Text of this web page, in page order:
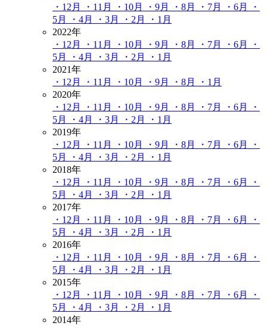
・12月
・11月 ・10月 ・9月 ・8月 ・7月 ・6月
・
5月
・4月 ・3月 ・2月
・1月
2022年
・12月
・11月 ・10月 ・9月 ・8月 ・7月 ・6月
・
5月
・4月 ・3月 ・2月
・1月
2021年
・12月
・11月 ・10月 ・9月 ・8月
・1月
2020年
・12月
・11月 ・10月 ・9月 ・8月 ・7月 ・6月
・
5月
・4月 ・3月 ・2月
・1月
2019年
・12月
・11月 ・10月 ・9月 ・8月 ・7月 ・6月
・
5月
・4月 ・3月 ・2月
・1月
2018年
・12月
・11月 ・10月 ・9月 ・8月 ・7月 ・6月
・
5月
・4月 ・3月 ・2月
・1月
2017年
・12月
・11月 ・10月 ・9月 ・8月 ・7月 ・6月
・
5月
・4月 ・3月 ・2月
・1月
2016年
・12月
・11月 ・10月 ・9月 ・8月 ・7月 ・6月
・
5月
・4月 ・3月 ・2月
・1月
2015年
・12月
・11月 ・10月 ・9月 ・8月 ・7月 ・6月
・
5月
・4月 ・3月 ・2月
・1月
2014年